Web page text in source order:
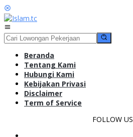
Loncat
ke
konten
Mobile
Beranda
Tentang Kami
Hubungi Kami
Kebijakan Privasi
Disclaimer
Term of Service
FOLLOW US